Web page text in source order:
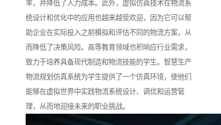
率，并降低了人力成本。此外，虚拟仿真技术在物流系
统设计和优化中的应用也越来越受欢迎，因为它可以帮
助企业在实际投入之前模拟和评估不同的物流方案，从
而降低了决策风险。高等教育领域也积响应行业需求，
致力于培养具备现代制造和物流技能的学生。智慧生产
物流规划仿真系统为学生提供了一个仿真环境，使他们
能够在虚拟世界中实践物流系统设计、调优和运营管
理，从而地迎接未来的职业挑战。